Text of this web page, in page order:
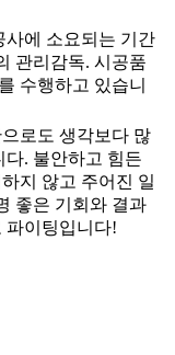
사에 소요되는 기간
관리감독. 시공품
수행하고 있습니
로도 생각보다 많
다. 불안하고 힘든
지 않고 주어진 일
좋은 기회와 결과
파이팅입니다!